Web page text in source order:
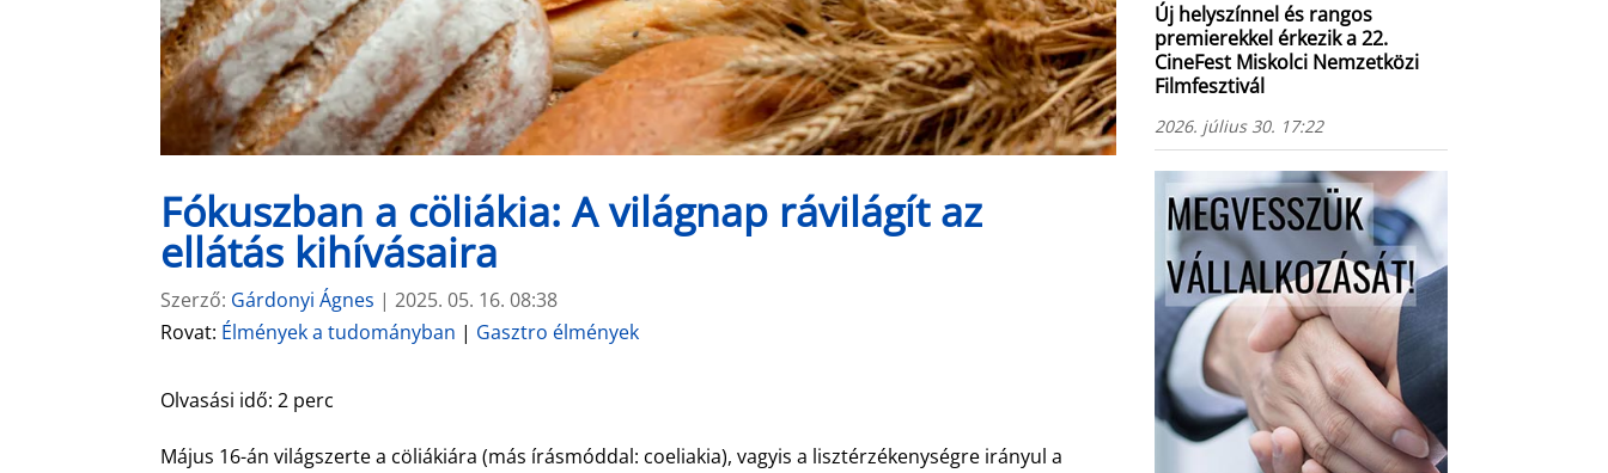
Fókuszban a cöliákia: A világnap rávilágít az
ellátás kihívásaira
Szerző: Gárdonyi Ágnes |2025. 05. 16. 08:38
Rovat: Élmények a tudományban | Gasztro élmények
Olvasási idő:2 perc
Május 16-án világszerte a cöliákiára (más írásmóddal: coeliakia), vagyis a lisztérzékenységre irányul a
Új helyszínnel és rangos
premierekkel érkezik a 22.
CineFest Miskolci Nemzetközi
Filmfesztivál
2026. július 30. 17:22